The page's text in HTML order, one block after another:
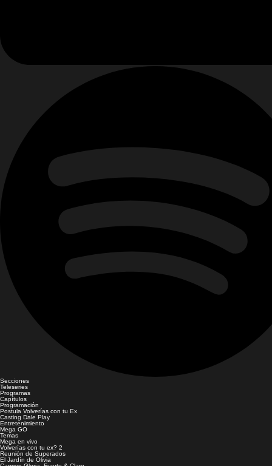
Secciones
Teleseries
Programas
Capítulos
Programación
Postula Volverías con tu Ex
Casting Dale Play
Entretenimiento
Mega GO
Temas
Mega en vivo
Volverías con tu ex? 2
Reunión de Superados
El Jardín de Olivia